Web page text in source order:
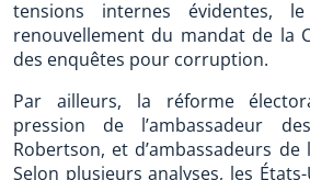
tensions internes évidentes,
renouvellement du mandat de la
des enquêtes pour corruption.
Par ailleurs, la réforme
pression de l’ambassadeur
Robertson, et d’ambassadeurs de
Selon plusieurs analyses, les